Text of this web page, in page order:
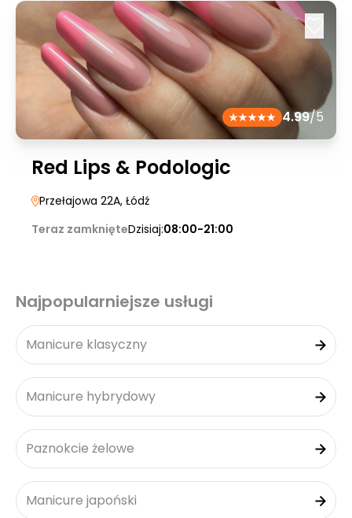
4.99/5
Red Lips & Podologic
Przełajowa 22A, Łódź
Teraz zamknięteDzisiaj:08:00-21:00
Najpopularniejsze usługi
Manicure klasyczny
Manicure hybrydowy
Paznokcie żelowe
Manicure japoński